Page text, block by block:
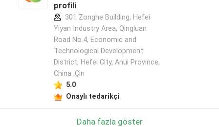
profili
301 Zonghe Building, Hefei
Yiyan Industry Area, Qingluan
Road No.4, Economic and
Technological Development
District, Hefei City, Anui Province,
China ,Çin
5.0
Onaylı tedarikçi
Daha fazla göster